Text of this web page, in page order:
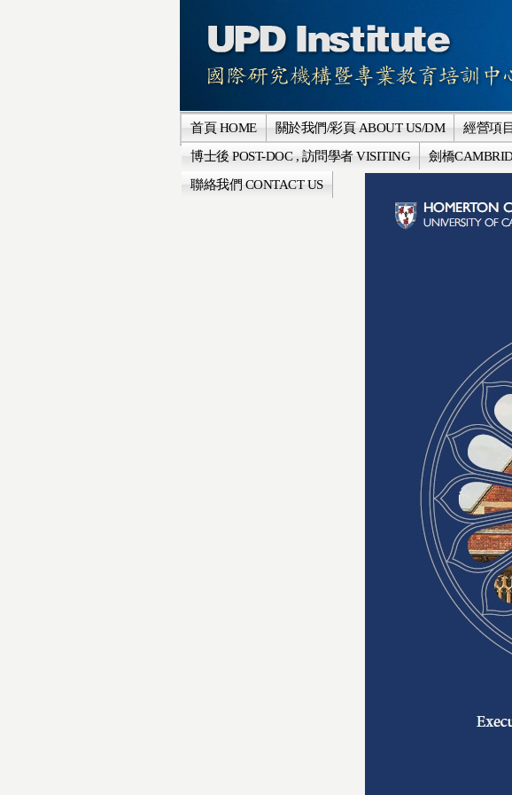
首頁 HOME 關於我們/彩頁 ABOUT US/DM 經營項
博士後 POST-DOC , 訪問學者 VISITING
劍橋
聯絡我們 CONTACT US